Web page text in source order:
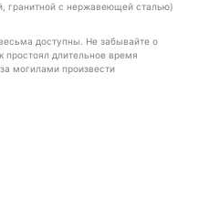
гранитной с нержавеющей сталью)
доступны. Не забывайте о
простоял длительное время
могилами произвести